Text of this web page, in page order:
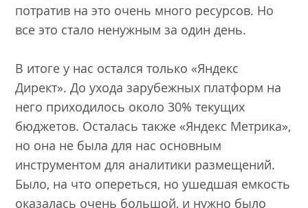
потратив на это очень много ресурсов. Но
все это стало ненужным за один день.
В итоге у нас остался только «Яндекс
Директ». До ухода зарубежных платформ на
него приходилось около 30% текущих
бюджетов. Осталась также «Яндекс Метрика»,
но она не была для нас основным
инструментом для аналитики размещений.
Было, на что опереться, но ушедшая емкость
оказалась очень большой, и нужно было